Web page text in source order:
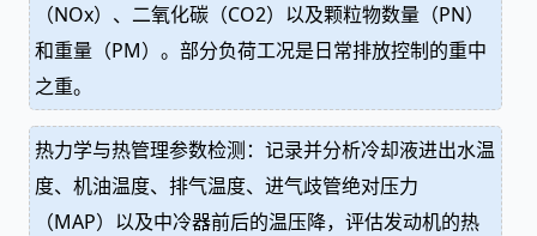
（NOx）、二氧化碳（CO2）以及颗粒物数量（PN）
和重量（PM）。部分负荷工况是日常排放控制的重中
之重。
热力学与热管理参数检测：记录并分析冷却液进出水温
度、机油温度、排气温度、进气歧管绝对压力
（MAP）以及中冷器前后的温压降，评估发动机的热